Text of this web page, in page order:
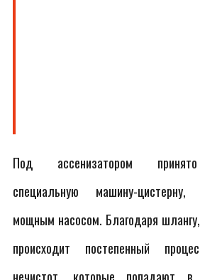
Под ассенизатором принято
специальную машину-цистерну,
мощным насосом. Благодаря
происходит постепенный